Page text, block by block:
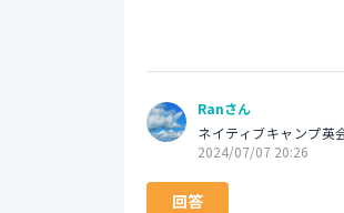
Ranさん
ネイティブキャンプ英
2024/07/07 20:26
回答